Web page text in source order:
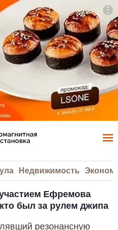
Недвижимость
Ефремова
был за рулем джипа
резонансную